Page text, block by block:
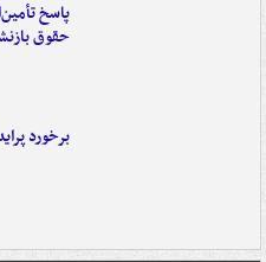
پاسخ
حقوق
برخورد پراید با تیر